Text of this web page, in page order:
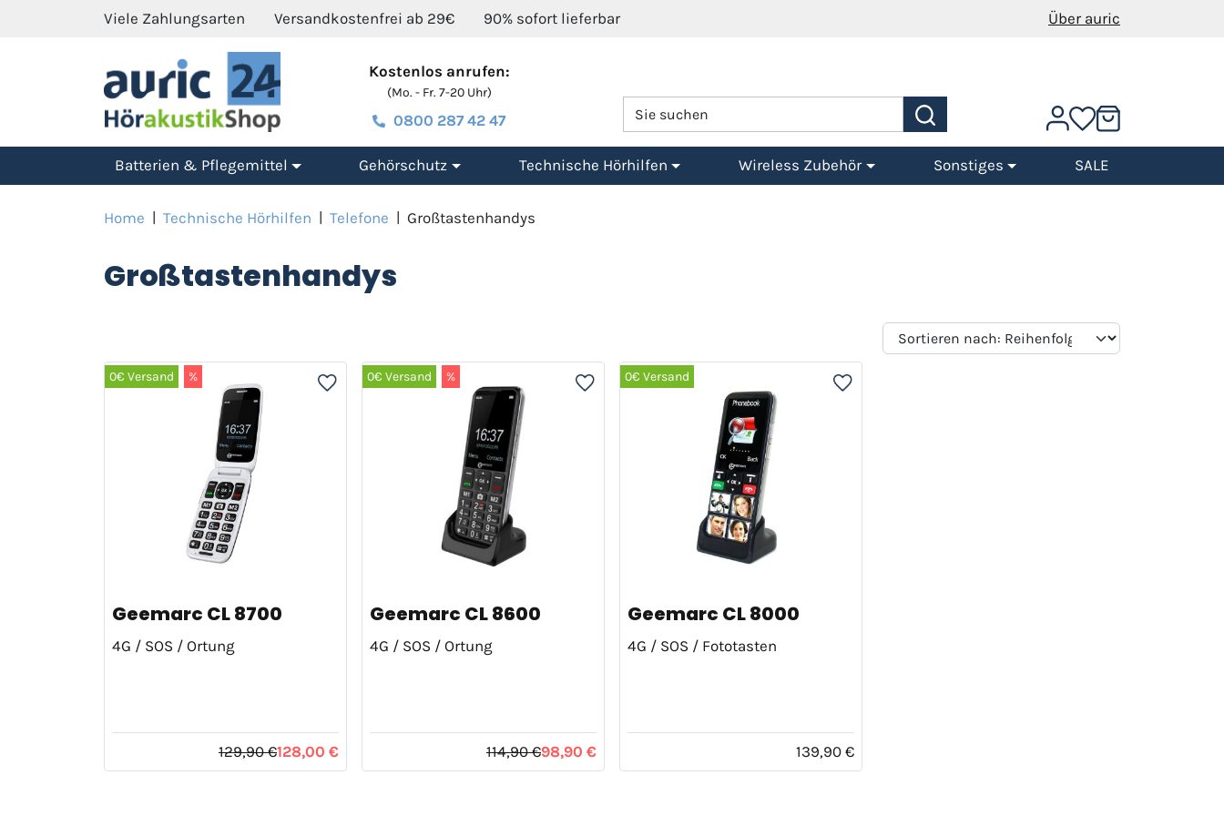
Viele Zahlungsarten Versandkostenfrei ab 29€ 90% sofort lieferbar Über auric
Kostenlos anrufen:
(Mo. - Fr. 7-20 Uhr)
0800 287 42 47
Batterien & Pflegemittel Gehörschutz Technische Hörhilfen Wireless Zubehör Sonstiges SALE
Home | Technische Hörhilfen | Telefone | Großtastenhandys
Großtastenhandys
0€ Versand %
Geemarc CL 8700
4G / SOS / Ortung
129,90 €128,00 €
0€ Versand %
Geemarc CL 8600
4G / SOS / Ortung
114,90 €98,90 €
0€ Versand
Geemarc CL 8000
4G / SOS / Fototasten
139,90 €